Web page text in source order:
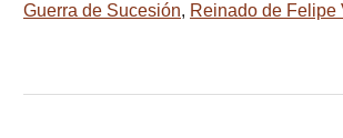
Guerra de Sucesión, Reinado de Felipe